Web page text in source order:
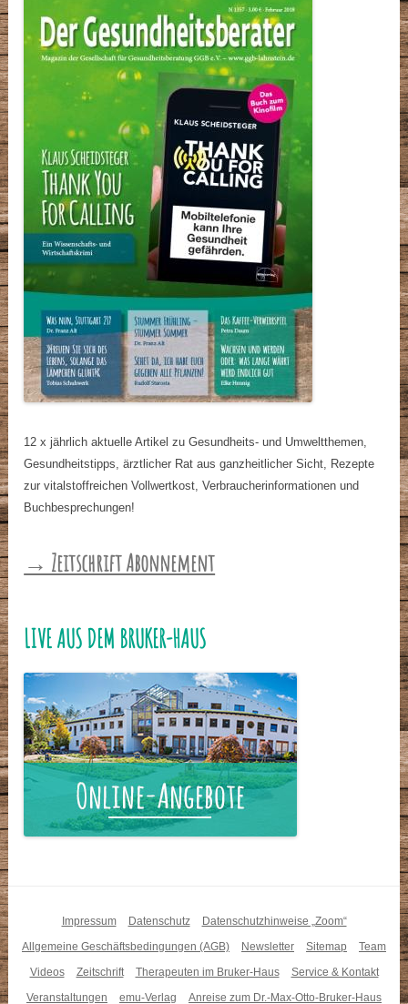
12 x jährlich aktuelle Artikel zu Gesundheits- und Umweltthemen,
Gesundheitstipps, ärztlicher Rat aus ganzheitlicher Sicht, Rezepte
zur vitalstoffreichen Vollwertkost, Verbraucherinformationen und
Buchbesprechungen!
→ Zeitschrift Abonnement
LIVE AUS DEM BRUKER-HAUS
Impressum Datenschutz
Datenschutzhinweise „Zoom“
Allgemeine Geschäftsbedingungen (AGB)
Newsletter Sitemap
Team
Videos
Zeitschrift Therapeuten im Bruker-Haus
Service & Kontakt
Veranstaltungen
emu-Verlag Anreise zum Dr.-Max-Otto-Bruker-Haus